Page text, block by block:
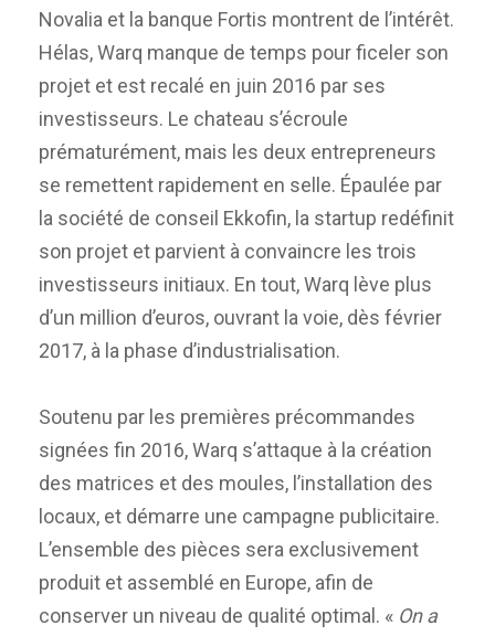
Novalia et la banque Fortis montrent de l’intérêt.
Hélas, Warq manque de temps pour ficeler son
projet et est recalé en juin 2016 par ses
investisseurs. Le chateau s’écroule
prématurément, mais les deux entrepreneurs
se remettent rapidement en selle. Épaulée par
la société de conseil Ekkofin, la startup redéfinit
son projet et parvient à convaincre les trois
investisseurs initiaux. En tout, Warq lève plus
d’un million d’euros, ouvrant la voie, dès février
2017, à la phase d’industrialisation.
Soutenu par les premières précommandes
signées fin 2016, Warq s’attaque à la création
des matrices et des moules, l’installation des
locaux, et démarre une campagne publicitaire.
L’ensemble des pièces sera exclusivement
produit et assemblé en Europe, afin de
conserver un niveau de qualité optimal. « On a